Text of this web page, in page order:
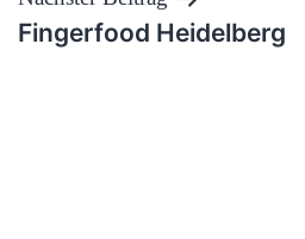
Fingerfood Heidelberg